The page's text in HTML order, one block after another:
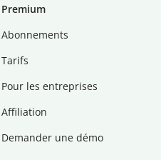
Premium
Abonnements
Tarifs
Pour les entreprises
Affiliation
Demander une démo